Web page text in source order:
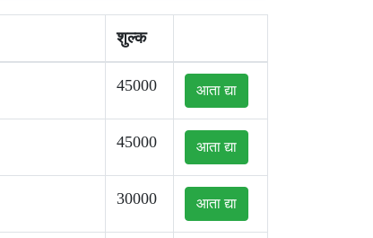
शुल्क
45000 आता द्या
45000 आता द्या
30000 आता द्या